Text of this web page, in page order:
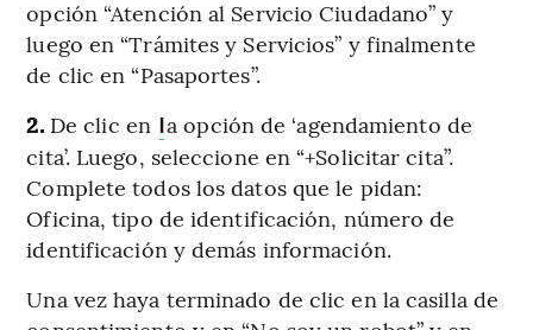
opción “Atención al Servicio Ciudadano” y
luego en “Trámites y Servicios” y finalmente
de clic en “Pasaportes”.
2.De clic en la opción de ‘agendamiento de
cita’. Luego, seleccione en “+Solicitar cita”.
Complete todos los datos que le pidan:
Oficina, tipo de identificación, número de
identificación y demás información.
Una vez haya terminado de clic en la casilla de